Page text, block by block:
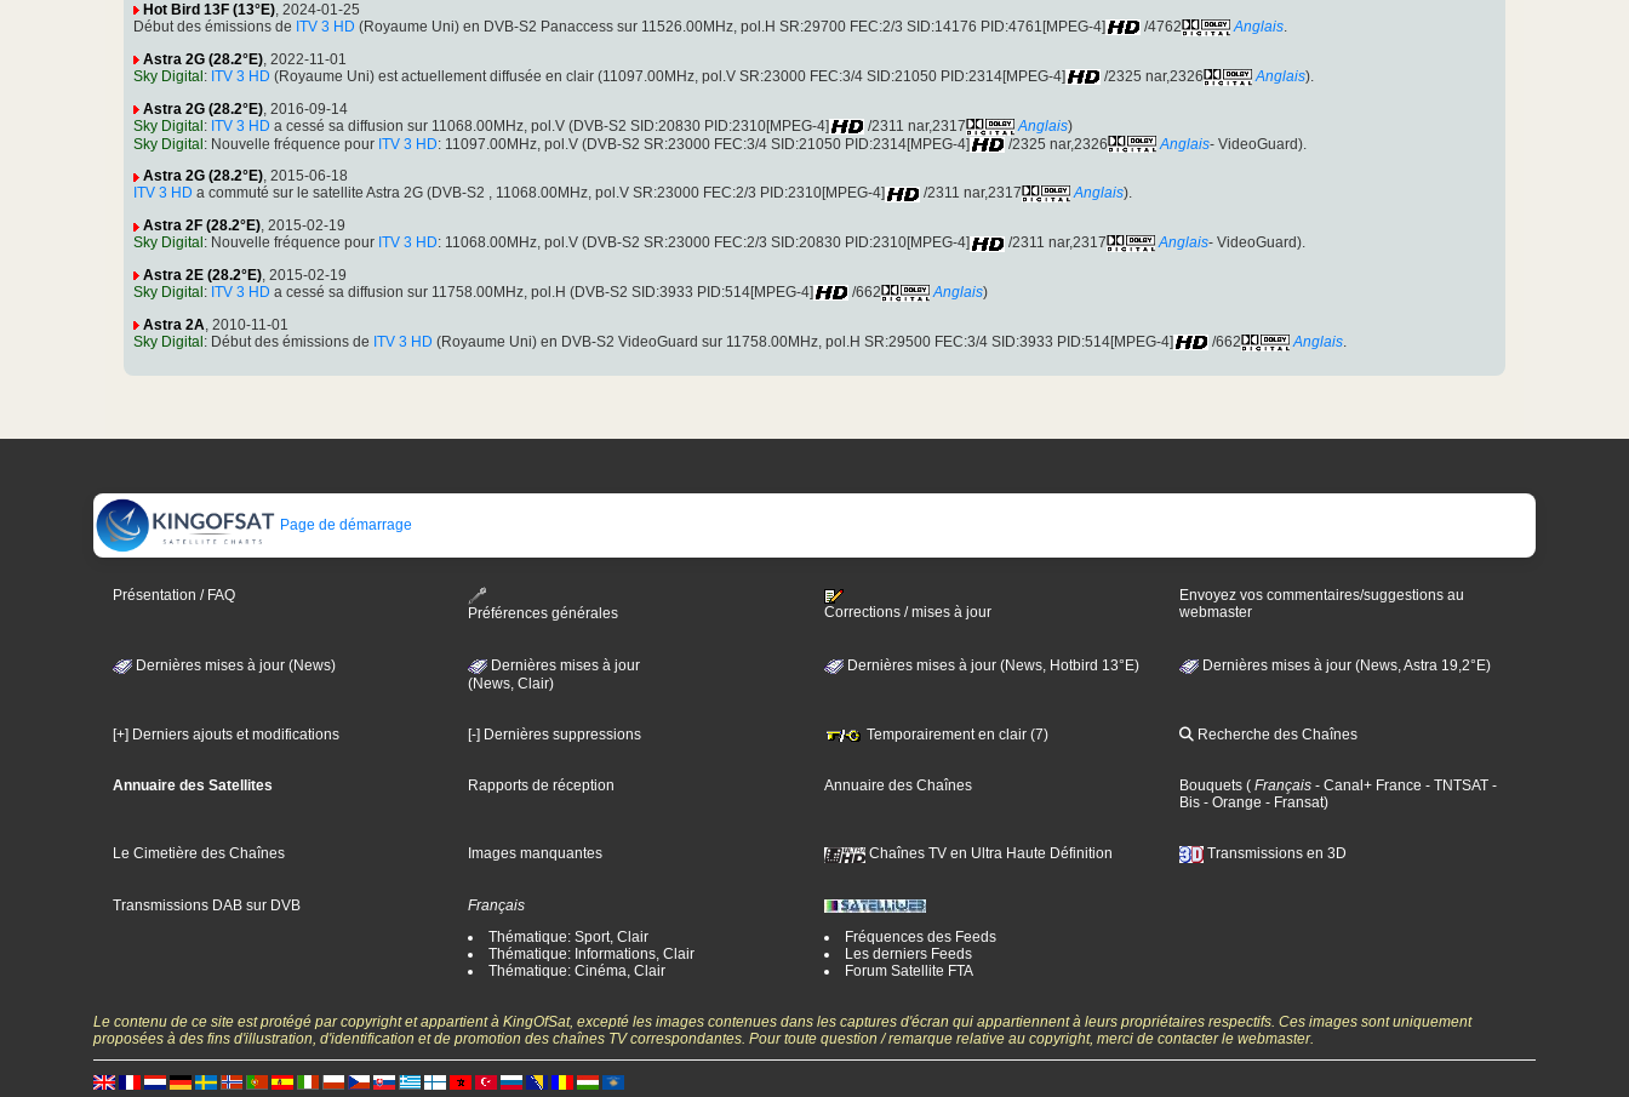
Hot Bird 13F (13°E), 2024-01-25
Début des émissions de ITV 3 HD (Royaume Uni) en DVB-S2 Panaccess sur 11526.00MHz, pol.H SR:29700 FEC:2/3 SID:14176 PID:4761[MPEG-4] /4762 Anglais.
Astra 2G (28.2°E), 2022-11-01
Sky Digital: ITV 3 HD (Royaume Uni) est actuellement diffusée en clair (11097.00MHz, pol.V SR:23000 FEC:3/4 SID:21050 PID:2314[MPEG-4] /2325 nar,2326 Anglais).
Astra 2G (28.2°E) , 2016-09-14
Sky Digital: ITV 3 HD a cessé sa diffusion sur 11068.00MHz, pol.V (DVB-S2 SID:20830 PID:2310[MPEG-4] /2311 nar,2317 Anglais)
Sky Digital: Nouvelle fréquence pour ITV 3 HD: 11097.00MHz, pol.V (DVB-S2 SR:23000 FEC:3/4 SID:21050 PID:2314[MPEG-4] /2325 nar,2326 Anglais- VideoGuard).
Astra 2G (28.2°E), 2015-06-18
ITV 3 HD a commuté sur le satellite Astra 2G (DVB-S2 , 11068.00MHz, pol.V SR:23000 FEC:2/3 PID:2310[MPEG-4] /2311 nar,2317 Anglais).
Astra 2F (28.2°E), 2015-02-19
Sky Digital : Nouvelle fréquence pour ITV 3 HD: 11068.00MHz, pol.V (DVB-S2 SR:23000 FEC:2/3 SID:20830 PID:2310[MPEG-4] /2311 nar,2317 Anglais- VideoGuard).
Astra 2E (28.2°E), 2015-02-19
Sky Digital : ITV 3 HD a cessé sa diffusion sur 11758.00MHz, pol.H (DVB-S2 SID:3933 PID:514[MPEG-4] /662 Anglais)
Astra 2A, 2010-11-01
Sky Digital: Début des émissions de ITV 3 HD (Royaume Uni) en DVB-S2 VideoGuard sur 11758.00MHz, pol.H SR:29500 FEC:3/4 SID:3933 PID:514[MPEG-4] /662 Anglais.
Page de démarrage
Présentation / FAQ
Préférences générales
Corrections / mises à jour
Envoyez vos commentaires/suggestions au
webmaster
Dernières mises à jour (News)
Dernières mises à jour
(News, Clair)
Dernières mises à jour (News, Hotbird 13°E) Dernières mises à jour (News, Astra 19,2°E)
[+] Derniers ajouts et modifications [-] Dernières suppressions Temporairement en clair (7) Recherche des Chaînes
Annuaire des Satellites Rapports de réception Annuaire des Chaînes Bouquets ( Français - Canal+ France - TNTSAT -
Bis - Orange - Fransat)
Le Cimetière des Chaînes Images manquantes Chaînes TV en Ultra Haute Définition Transmissions en 3D
Transmissions DAB sur DVB
Français
Thématique: Sport, Clair
Thématique: Informations, Clair
Thématique: Cinéma, Clair
Fréquences des Feeds
Les derniers Feeds
Forum Satellite FTA
Le contenu de ce site est protégé par copyright et appartient à KingOfSat, excepté les images contenues dans les captures d'écran qui appartiennent à leurs propriétaires respectifs. Ces images sont uniquement
proposées à des fins d'illustration, d'identification et de promotion des chaînes TV correspondantes. Pour toute question / remarque relative au copyright, merci de contacter le webmaster.